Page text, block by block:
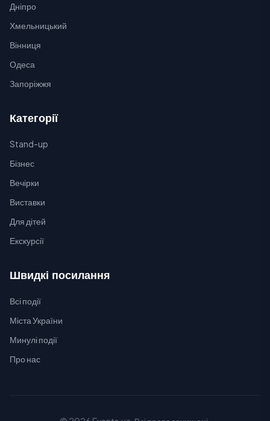
Дніпро
Хмельницький
Вінниця
Одеса
Запоріжжя
Категорії
Stand-up
Бізнес
Вечірки
Виставки
Для дітей
Екскурсії
Швидкі посилання
Всі події
Міста України
Минулі події
Про нас